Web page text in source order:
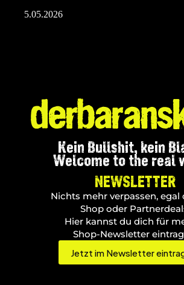
5.05.2026
Kein Bullshit, kein
Welcome to the real
NEWSLETTER
Nichts mehr verpassen, egal
Shop oder
Hier kannst du dich für
Shop-Newsletter
Jetzt im Newsletter